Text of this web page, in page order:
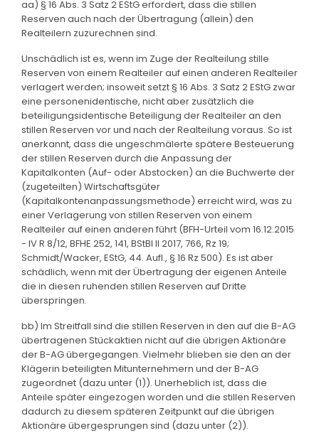
aa) § 16 Abs. 3 Satz 2 EStG erfordert, dass die stillen
Reserven auch nach der Übertragung (allein) den
Realteilern zuzurechnen sind.
Unschädlich ist es, wenn im Zuge der Realteilung stille
Reserven von einem Realteiler auf einen anderen Realteiler
verlagert werden; insoweit setzt § 16 Abs. 3 Satz 2 EStG zwar
eine personenidentische, nicht aber zusätzlich die
beteiligungsidentische Beteiligung der Realteiler an den
stillen Reserven vor und nach der Realteilung voraus. So ist
anerkannt, dass die ungeschmälerte spätere Besteuerung
der stillen Reserven durch die Anpassung der
Kapitalkonten (Auf- oder Abstocken) an die Buchwerte der
(zugeteilten) Wirtschaftsgüter
(Kapitalkontenanpassungsmethode) erreicht wird, was zu
einer Verlagerung von stillen Reserven von einem
Realteiler auf einen anderen führt (BFH-Urteil vom 16.12.2015
- IV R 8/12, BFHE 252, 141, BStBl II 2017, 766, Rz 19;
Schmidt/Wacker, EStG, 44. Aufl., § 16 Rz 500). Es ist aber
schädlich, wenn mit der Übertragung der eigenen Anteile
die in diesen ruhenden stillen Reserven auf Dritte
überspringen.
bb) Im Streitfall sind die stillen Reserven in den auf die B-AG
übertragenen Stückaktien nicht auf die übrigen Aktionäre
der B-AG übergegangen. Vielmehr blieben sie den an der
Klägerin beteiligten Mitunternehmern und der B-AG
zugeordnet (dazu unter (1)). Unerheblich ist, dass die
Anteile später eingezogen worden und die stillen Reserven
dadurch zu diesem späteren Zeitpunkt auf die übrigen
Aktionäre übergesprungen sind (dazu unter (2)).